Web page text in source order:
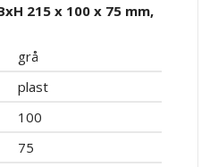
215 x 100 x 75 mm,
grå
plast
100
75